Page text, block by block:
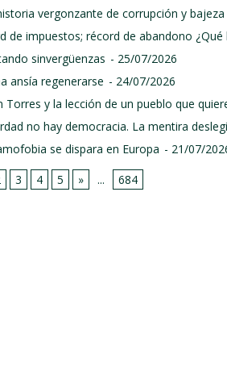
vergonzante de corrupción y bajeza
de impuestos; récord de abandono
sinvergüenzas - 25/07/2026
ansía regenerarse - 24/07/2026
Torres y la lección de un pueblo que
no hay democracia. La mentira
se dispara en Europa - 21/07/
3 4 5 » ... 684